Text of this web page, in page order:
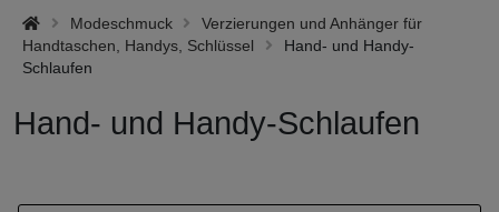
Modeschmuck
Verzierungen und Anhänger für
Handtaschen, Handys, Schlüssel
Hand- und Handy-
Schlaufen
Hand- und Handy-Schlaufen